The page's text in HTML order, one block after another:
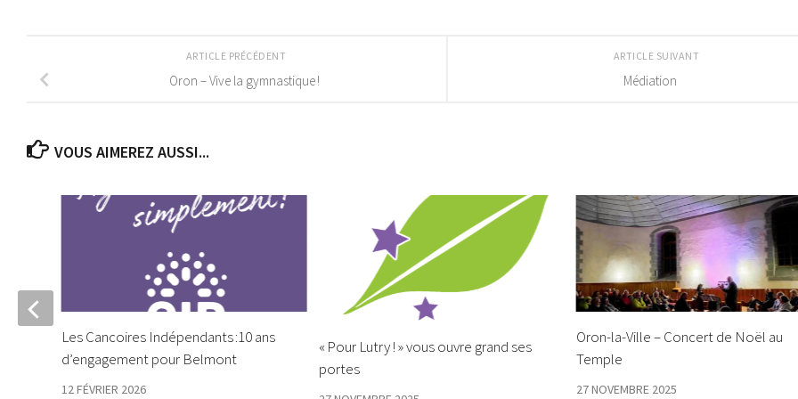
ARTICLE SUIVANT
Médiation
ARTICLE PRÉCÉDENT
Oron – Vive la gymnastique !
VOUS AIMEREZ AUSSI...
« Pour Lutry ! » vous ouvre grand ses
portes
Oron-la-Ville – Concert de Noël au
Temple
27 NOVEMBRE 2025
Les Cancoires Indépendants :10 ans
d’engagement pour Belmont
12 FÉVRIER 2026